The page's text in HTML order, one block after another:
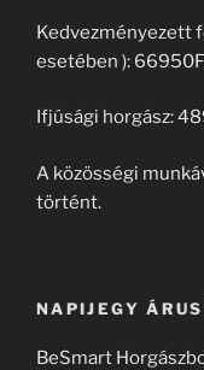
Kedvezményezett
esetében ):
Ifjúsági horgász:
A közösségi
történt.
NAPIJEGY
BeSmart